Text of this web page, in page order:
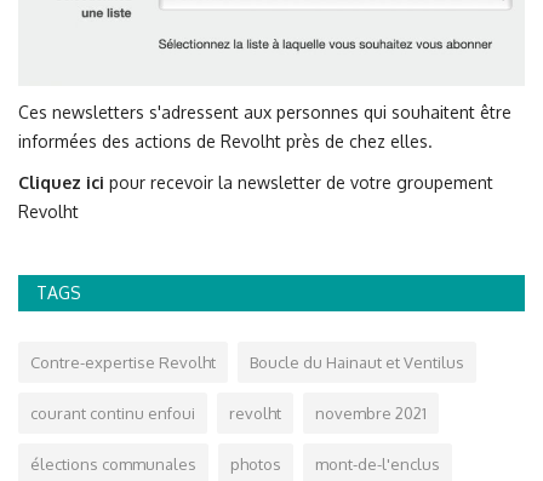
Ces newsletters s'adressent aux personnes qui souhaitent être
informées des actions de Revolht près de chez elles.
Cliquez ici pour recevoir la newsletter de votre groupement
Revolht
TAGS
Contre-expertise Revolht Boucle du Hainaut et Ventilus
courant continu enfoui revolht novembre 2021
élections communales photos mont-de-l'enclus